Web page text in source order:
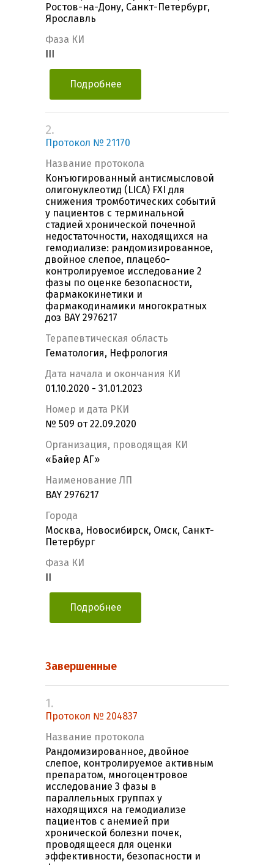
Ростов-на-Дону, Санкт-Петербург,
Ярославль
Фаза КИ
Подробнее
2.
Протокол № 21170
Название протокола
Конъюгированный антисмысловой
олигонуклеотид (LICA) FXI для
снижения тромботических событий
у пациентов с терминальной
стадией хронической почечной
недостаточности, находящихся на
гемодиализе: рандомизированное,
двойное слепое, плацебо-
контролируемое исследование 2
фазы по оценке безопасности,
фармакокинетики и
фармакодинамики многократных
доз BAY 2976217
Терапевтическая область
Гематология, Нефрология
Дата начала и окончания КИ
01.10.2020 - 31.01.2023
Номер и дата РКИ
№ 509 от 22.09.2020
Организация, проводящая КИ
«Байер АГ»
Наименование ЛП
BAY 2976217
Города
Москва, Новосибирск, Омск, Санкт-
Петербург
Фаза КИ
Подробнее
Завершенные
1.
Протокол № 204837
Название протокола
Рандомизированное, двойное
слепое, контролируемое активным
препаратом, многоцентровое
исследование 3 фазы в
параллельных группах у
находящихся на гемодиализе
пациентов с анемией при
хронической болезни почек,
проводящееся для оценки
эффективности, безопасности и